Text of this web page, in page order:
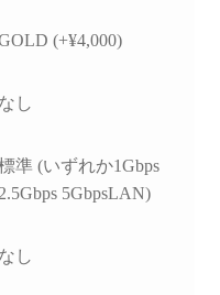
(+¥4,000)
なし
準 (いずれか1Gbps
2.5Gbps 5GbpsLAN)
なし